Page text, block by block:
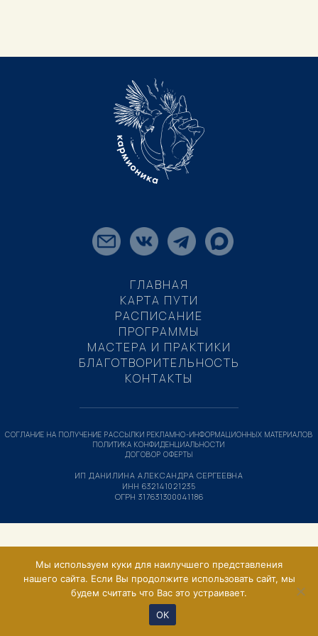
ГЛАВНАЯ
КАРТА ПУТИ
РАСПИСАНИЕ
ПРОГРАММЫ
МАСТЕРА И ПРАКТИКИ
БЛАГОТВОРИТЕЛЬНОСТЬ
КОНТАКТЫ
ИП ДАНИЛИНА АЛЕКСАНДРА СЕРГЕЕВНА
ИНН 632141021235
ОГРН 317631300041186
СОГЛАНИЕ НА ПОЛУЧЕНИЕ РАССЫЛКИ РЕКЛАМНО-ИНФОРМАЦИОННЫХ МАТЕРИАЛОВ
ПОЛИТИКА КОНФИДЕНЦИАЛЬНОСТИ
ДОГОВОР ОФЕРТЫ
Мы используем куки для наилучшего представления
нашего сайта. Если Вы продолжите использовать сайт, мы
будем считать что Вас это устраивает.
ОК